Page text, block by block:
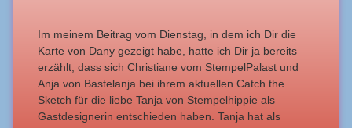
Im meinem Beitrag vom Dienstag, in dem ich Dir die
Karte von Dany gezeigt habe, hatte ich Dir ja bereits
erzählt, dass sich Christiane vom StempelPalast und
Anja von Bastelanja bei ihrem aktuellen Catch the
Sketch für die liebe Tanja von Stempelhippie als
Gastdesignerin entschieden haben. Tanja hat als